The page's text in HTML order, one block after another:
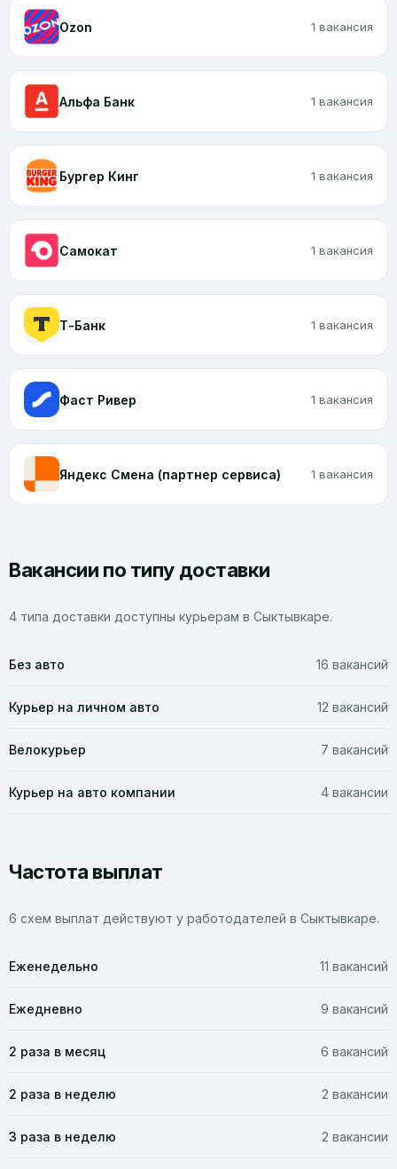
Ozon 1 вакансия
Альфа Банк 1 вакансия
Бургер Кинг 1 вакансия
Самокат 1 вакансия
Т-Банк 1 вакансия
Фаст Ривер 1 вакансия
Яндекс Смена (партнер сервиса) 1 вакансия
Вакансии по типу доставки
4 типа доставки доступны курьерам в Сыктывкаре.
Без авто 16 вакансий
Курьер на личном авто 12 вакансий
Велокурьер 7 вакансий
Курьер на авто компании 4 вакансии
Частота выплат
6 схем выплат действуют у работодателей в Сыктывкаре.
Еженедельно 11 вакансий
Ежедневно 9 вакансий
2 раза в месяц 6 вакансий
2 раза в неделю 2 вакансии
3 раза в неделю 2 вакансии